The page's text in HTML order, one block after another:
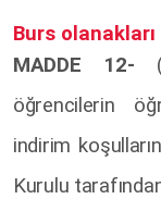
Burs olanakları
MADDE 12-
öğrencilerin
indirim
Kurulu